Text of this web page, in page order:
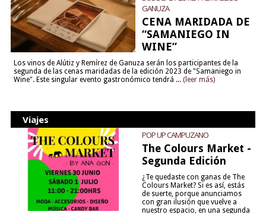
GANUZA
CENA MARIDADA DE
“SAMANIEGO IN
WINE”
Los vinos de Alútiz y Remírez de Ganuza serán los participantes de la
segunda de las cenas maridadas de la edición 2023 de "Samaniego in
Wine". Este singular evento gastronómico tendrá ... (leer más)
Viajes
POP UP CAMPUZANO
The Colours Market -
Segunda Edición
¿Te quedaste con ganas de The
Colours Market? Si es así, estás
de suerte, porque anunciamos
con gran ilusión que vuelve a
nuestro espacio, en una segunda